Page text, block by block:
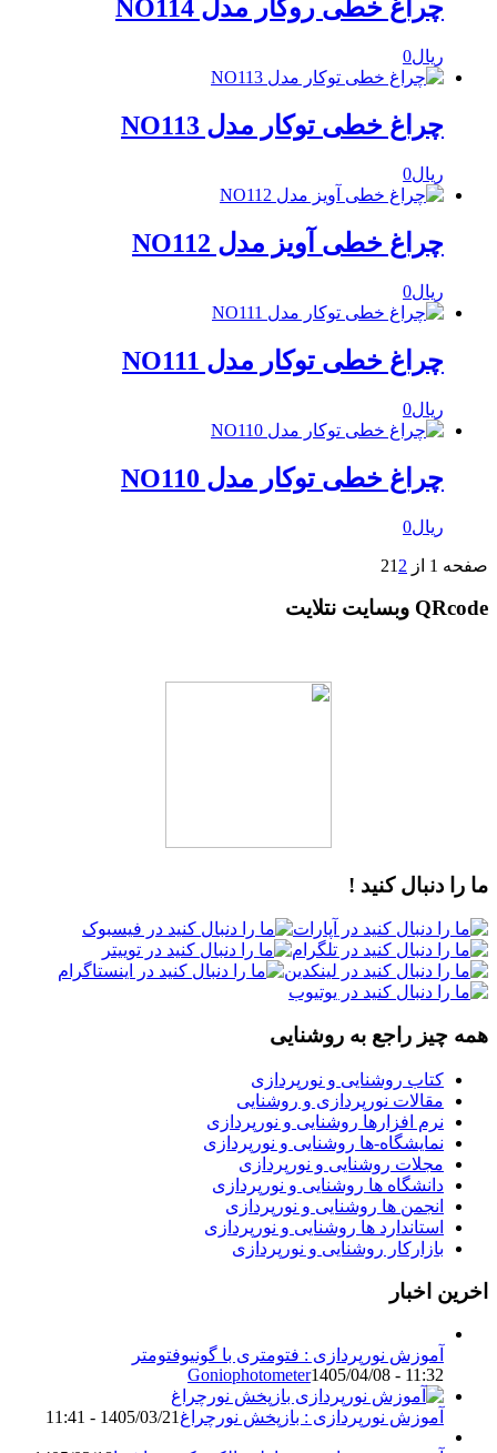
چراغ خطی روکار مدل NO114
ریال0
چراغ خطی توکار مدل NO113
ریال0
چراغ خطی آویز مدل NO112
ریال0
چراغ خطی توکار مدل NO111
ریال0
چراغ خطی توکار مدل NO110
ریال0
صفحه 1 از 2 1 2
QRcode وبسایت نتلایت
ما را دنبال کنید !
همه چیز راجع به روشنایی
کتاب روشنایی و نورپردازی
مقالات نورپردازی و روشنایی
نرم افزارها روشنایی و نورپردازی
نمایشگاه-ها روشنایی و نورپردازی
مجلات روشنایی و نورپردازی
دانشگاه ها روشنایی و نورپردازی
انجمن ها روشنایی و نورپردازی
استاندارد ها روشنایی و نورپردازی
بازارکار روشنایی و نورپردازی
اخرین اخبار
آموزش نورپردازی : فتومتری با گونیوفتومتر
Goniophotometer1405/04/08 - 11:32
آموزش نورپردازی : بازپخش نورچراغ 1405/03/21 - 11:41